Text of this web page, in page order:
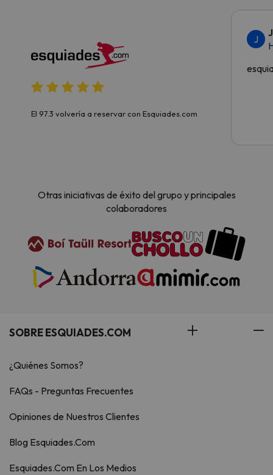
El 97.3 volvería a reservar con Esquiades.com
J
Otras iniciativas de éxito del grupo y principales
colaboradores
SOBRE ESQUIADES.COM
¿Quiénes Somos?
FAQs - Preguntas Frecuentes
Opiniones de Nuestros Clientes
Blog Esquiades.Com
Esquiades.Com En Los Medios